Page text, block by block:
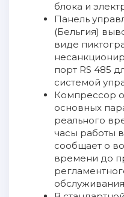
блока и
Панель
(Бельгия)
виде
порт RS 485
системой
Компрессор
основных
реального
часы работы
сообщает о
времени до